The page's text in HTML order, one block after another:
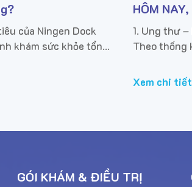
của Ningen Dock
khám sức khỏe tổng
tại Bệnh viện Quốc
HÔM
MAI
1. Ung thư
Theo thống
120.000 ca
Xem chi tiết
GÓI KHÁM & ĐIỀU TRỊ